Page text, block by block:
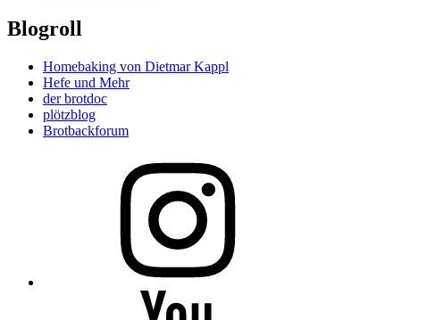
Blogroll
Homebaking von Dietmar Kappl
Hefe und Mehr
der brotdoc
plötzblog
Brotbackforum